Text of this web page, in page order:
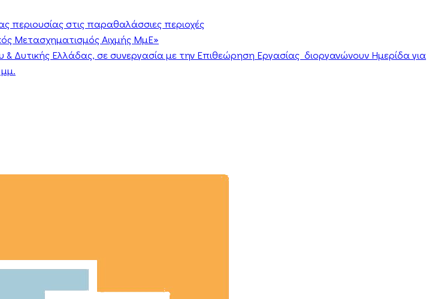
περιουσίας στις παραθαλάσσιες περιοχές
Μετασχηματισμός Αιχμής ΜμΕ»
Δυτικής Ελλάδας, σε συνεργασία με την Επιθεώρηση Εργασίας διοργανώνουν Ημερίδα για